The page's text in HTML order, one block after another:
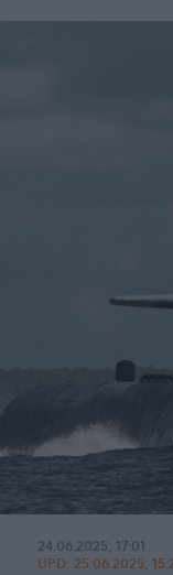
24.06.2025, 17:01
UPD: 25.06.2025,